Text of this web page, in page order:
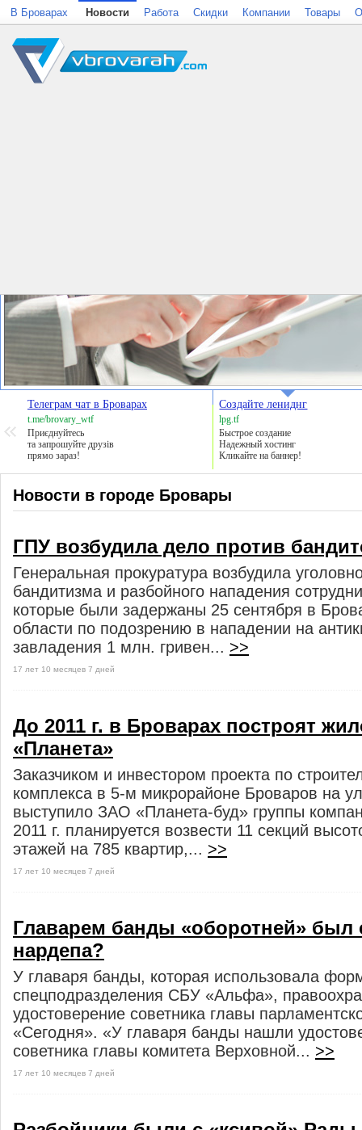
Телеграм чат в Броварах
t.me/brovary_wtf
Приєднуйтесь
та запрошуйте друзів
прямо зараз!
Создайте лениднг
lpg.tf
Быстрое создание
Надежный хостинг
Кликайте на баннер!
Новости в городе Бровары
ГПУ возбудила дело против
Генеральная прокуратура возбудила
бандитизма и разбойного нападения
которые были задержаны 25 сентября в
области по подозрению в нападении на
завладения 1 млн. гривен... >>
17 лет 10 месяцев 7 дней
До 2011 г. в Броварах построят
«Планета»
Заказчиком и инвестором проекта по
комплекса в 5-м микрорайоне Броваров на
выступило ЗАО «Планета-буд» группы
2011 г. планируется возвести 11 секций
этажей на 785 квартир,... >>
17 лет 10 месяцев 7 дней
Главарем банды «оборотней» был
нардепа?
У главаря банды, которая использовала
спецподразделения СБУ «Альфа»,
удостоверение советника главы
«Сегодня». «У главаря банды нашли
советника главы комитета Верховной... >>
17 лет 10 месяцев 7 дней
В Броварах Новости Работа Скидки Компании Товары